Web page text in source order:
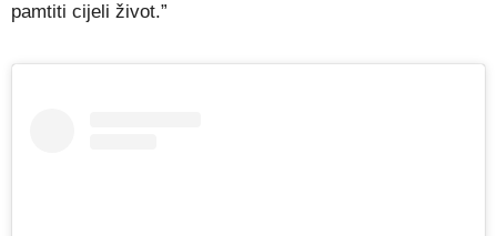
pamtiti cijeli život.”